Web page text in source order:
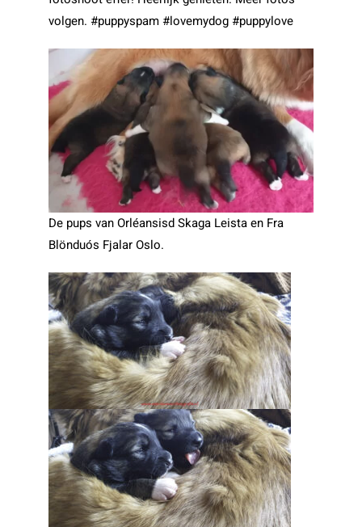
volgen. #puppyspam#lovemydog#puppylove
De pups van Orléansisd Skaga Leista en Fra
Blönduós Fjalar Oslo.